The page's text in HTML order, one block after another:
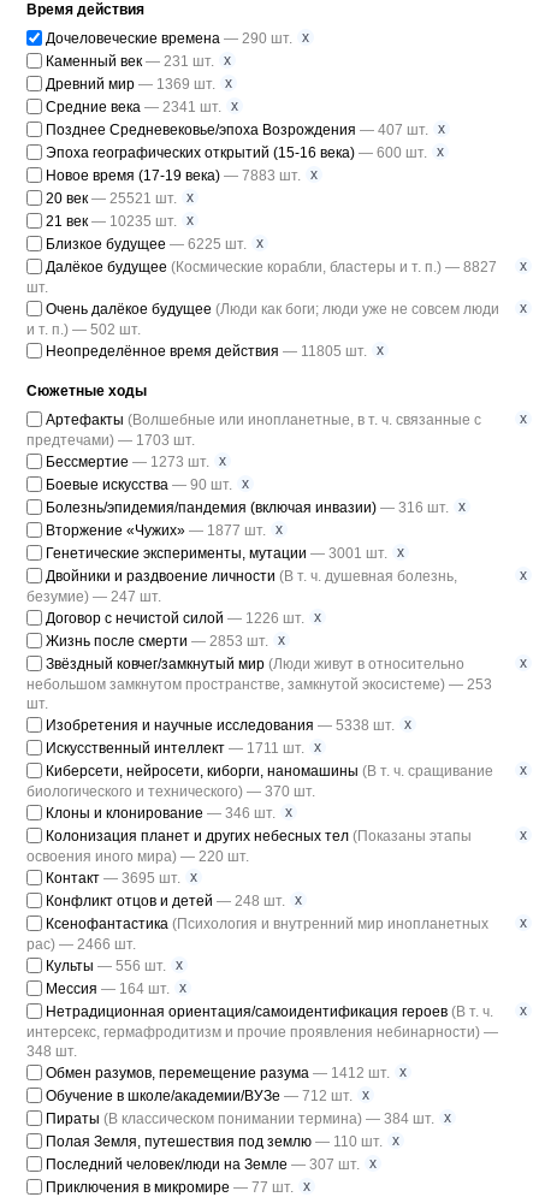
Время действия
Дочеловеческие времена — 290 шт. x
Каменный век — 231 шт. x
Древний мир — 1369 шт. x
Средние века — 2341 шт. x
Позднее Средневековье/эпоха Возрождения — 407 шт. x
Эпоха географических открытий (15-16 века) — 600 шт. x
Новое время (17-19 века) — 7883 шт. x
20 век — 25521 шт. x
21 век — 10235 шт. x
Близкое будущее — 6225 шт. x
Далёкое будущее (Космические корабли, бластеры и т. п.) — 8827
шт.
x
Очень далёкое будущее (Люди как боги; люди уже не совсем люди
и т. п.) — 502 шт.
x
Неопределённое время действия — 11805 шт. x
Сюжетные ходы
Артефакты (Волшебные или инопланетные, в т. ч. связанные с
предтечами) — 1703 шт.
x
Бессмертие — 1273 шт. x
Боевые искусства — 90 шт. x
Болезнь/эпидемия/пандемия (включая инвазии) — 316 шт. x
Вторжение «Чужих» — 1877 шт. x
Генетические эксперименты, мутации — 3001 шт. x
Двойники и раздвоение личности (В т. ч. душевная болезнь,
безумие) — 247 шт.
x
Договор с нечистой силой — 1226 шт. x
Жизнь после смерти — 2853 шт. x
Звёздный ковчег/замкнутый мир (Люди живут в относительно
небольшом замкнутом пространстве, замкнутой экосистеме) — 253
шт.
x
Изобретения и научные исследования — 5338 шт. x
Искусственный интеллект — 1711 шт. x
Киберсети, нейросети, киборги, наномашины (В т. ч. сращивание
биологического и технического) — 370 шт.
x
Клоны и клонирование — 346 шт. x
Колонизация планет и других небесных тел (Показаны этапы
освоения иного мира) — 220 шт.
x
Контакт — 3695 шт. x
Конфликт отцов и детей — 248 шт. x
Ксенофантастика (Психология и внутренний мир инопланетных
рас) — 2466 шт.
x
Культы — 556 шт. x
Мессия — 164 шт. x
Нетрадиционная ориентация/самоидентификация героев (В т. ч.
интерсекс, гермафродитизм и прочие проявления небинарности) —
348 шт.
x
Обмен разумов, перемещение разума — 1412 шт. x
Обучение в школе/академии/ВУЗе — 712 шт. x
Пираты (В классическом понимании термина) — 384 шт. x
Полая Земля, путешествия под землю — 110 шт. x
Последний человек/люди на Земле — 307 шт. x
Приключения в микромире — 77 шт. x